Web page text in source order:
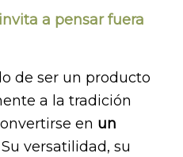
a pensar fuera
de ser un producto
a la tradición
en un
Su versatilidad, su